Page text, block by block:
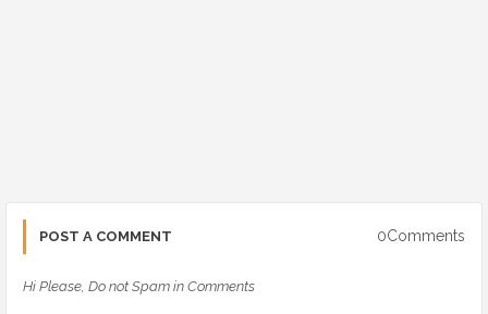
POST A COMMENT 0Comments
Hi Please, Do not Spam in Comments